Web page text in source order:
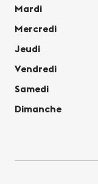
Mardi
Mercredi
Jeudi
Vendredi
Samedi
Dimanche